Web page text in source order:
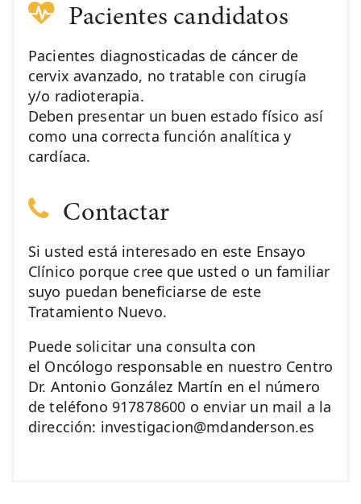
Pacientes candidatos
Pacientes diagnosticadas de cáncer de
cervix avanzado, no tratable con cirugía
y/o radioterapia.
Deben presentar un buen estado físico así
como una correcta función analítica y
cardíaca.
Contactar
Si usted está interesado en este Ensayo
Clínico porque cree que usted o un familiar
suyo puedan beneficiarse de este
Tratamiento Nuevo.
Puede solicitar una consulta con
el Oncólogo responsable en nuestro Centro
Dr. Antonio González Martín en el número
de teléfono 917878600 o enviar un mail a la
dirección: investigacion@mdanderson.es